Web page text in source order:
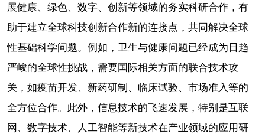
展健康、绿色、数字、创新等领域的务实科研合作，有
助于建立全球科技创新合作新的连接点，共同解决全球
性基础科学问题。例如，卫生与健康问题已经成为日趋
严峻的全球性挑战，需要国际相关方面的联合技术攻
关，如疫苗开发、新药研制、临床试验、市场准入等的
全方位合作。此外，信息技术的飞速发展，特别是互联
网、数字技术、人工智能等新技术在产业领域的应用研